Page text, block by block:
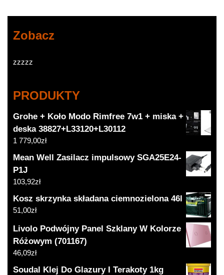
Zobacz
zzzzz
PRODUKTY
Grohe + Koło Modo Rimfree 7w1 + miska +
deska 38827+L33120+L30112
1 779,00zł
Mean Well Zasilacz impulsowy SGA25E24-
P1J
103,92zł
Kosz skrzynka składana ciemnozielona 46l
51,00zł
Livolo Podwójny Panel Szklany W Kolorze
Różowym (701167)
46,09zł
Soudal Klej Do Glazury I Terakoty 1kg